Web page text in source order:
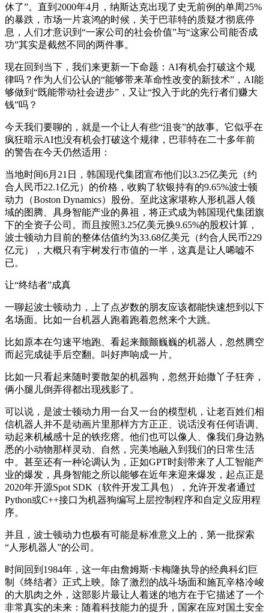
休了”。直到2000年4月，纳斯达克出现了史无前例的单周25%
的暴跌，市场一片哀鸿的时候，关于巴菲特的质疑才彻底停
息，人们才意识到“一家公司的社会价值”与“这家公司能否成
功”其实是截然不同的两件事。
现在回到当下，我们来更新一下命题：AI有机会打破这个规
律吗？作为人们公认的“能够带来革命性改变的新技术”，AI能
够做到“既能带动社会进步”，又让“投入于此的先行者们赚大
钱”吗？
今天我们要聊的，就是一个让人有些“沮丧”的故事。它似乎在
疯狂暗示AI也没有机会打破这个规律，巴菲特在二十多年前
的警告在今天仍然适用：
当地时间6月21日，韩国现代集团宣布他们以3.25亿美元（约
合人民币22.1亿元）的价格，收购了软银持有的9.65%波士顿
动力（Boston Dynamics）股份。至此这家堪称人形机器人领
域的图腾、具身智能产业的鼻祖，将正式成为韩国现代集团旗
下的全资子公司。而且按照3.25亿美元换9.65%的股权计算，
波士顿动力目前的整体估值约为33.68亿美元（约合人民币229
亿元），大概只有宇树发行市值的一半，这真是让人唏嘘不
已。
让“终结者”成真
一聊起波士顿动力，上了点岁数的朋友应该都能快速想到以下
名场面。比如一台机器人跑着跑着忽然来个大跳。
比如原本在匀速平地跑、看起来颤颤巍巍的机器人，忽然腾空
而起完成徒手后空翻。叫好声响成一片。
比如一只看起来随时要散架的机器狗，忽然开始撒丫子狂奔，
俩小腿儿倒弄得都出现残影了。
可以说，是波士顿动力用一台又一台的模型机，让老百姓们相
信机器人并不是动画片里那样方方正正、说话没有任何语调、
动起来机械感十足的铁疙瘩。他们也可以像人、像我们身边熟
悉的小动物那样灵动、自然，完美地融入到我们的日常生活
中。甚至还有一种论调认为，正如GPT时刻带来了人工智能产
业的爆发，具身智能之所以能够在近年来迎来爆发，起点正是
2020年开源Spot SDK（软件开发工具包），允许开发者通过
Python或C++接口为机器狗编写上层控制程序和自定义应用程
序。
并且，波士顿动力也极有可能是标准意义上的，第一批探索
“人形机器人”的公司。
时间回到1984年，这一年由詹姆斯·卡梅隆执导的经典科幻巨
制《终结者》正式上映。除了激烈的战斗场面和施瓦辛格冷峻
的大肌肉之外，这部影片最让人着迷的地方在于它描述了一个
非常真实的未来：随着科技能力的提升，国家在应对国土安全